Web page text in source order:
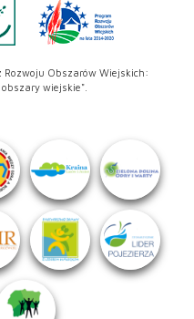
Rozwoju Obszarów Wiejskich:
wiejskie".